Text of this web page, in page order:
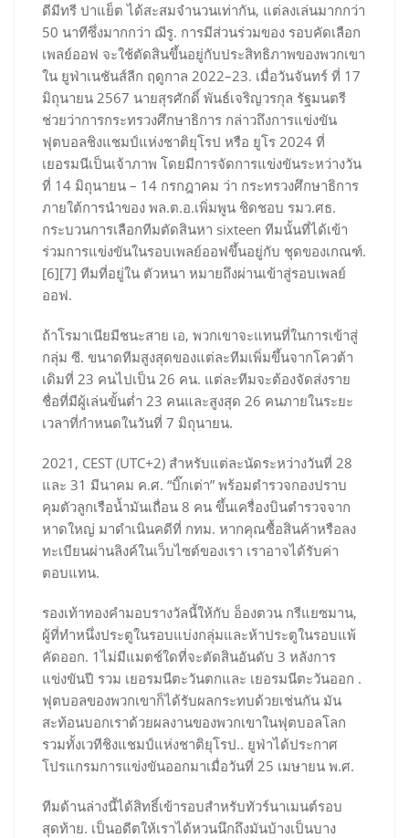
ดีมีทรี ปาแย็ต ได้สะสมจำนวนเท่ากัน, แต่ลงเล่นมากกว่า
50 นาทีซึ่งมากกว่า ฌีรู. การมีส่วนร่วมของ รอบคัดเลือก
เพลย์ออฟ จะใช้ตัดสินขึ้นอยู่กับประสิทธิภาพของพวกเขา
ใน ยูฟ่าเนชันส์ลีก ฤดูกาล 2022–23. เมื่อวันจันทร์ ที่ 17
มิถุนายน 2567 นายสุรศักดิ์ พันธ์เจริญวรกุล รัฐมนตรี
ช่วยว่าการกระทรวงศึกษาธิการ กล่าวถึงการแข่งขัน
ฟุตบอลชิงแชมป์แห่งชาติยุโรป หรือ ยูโร 2024 ที่
เยอรมนีเป็นเจ้าภาพ โดยมีการจัดการแข่งขันระหว่างวัน
ที่ 14 มิถุนายน – 14 กรกฎาคม ว่า กระทรวงศึกษาธิการ
ภายใต้การนำของ พล.ต.อ.เพิ่มพูน ชิดชอบ รมว.ศธ.
กระบวนการเลือกทีมตัดสินหา sixteen ทีมนั้นที่ได้เข้า
ร่วมการแข่งขันในรอบเพลย์ออฟขึ้นอยู่กับ ชุดของเกณฑ์.
[6][7] ทีมที่อยู่ใน ตัวหนา หมายถึงผ่านเข้าสู่รอบเพลย์
ออฟ.
ถ้าโรมาเนียมีชนะสาย เอ, พวกเขาจะแทนที่ในการเข้าสู่
กลุ่ม ซี. ขนาดทีมสูงสุดของแต่ละทีมเพิ่มขึ้นจากโควต้า
เดิมที่ 23 คนไปเป็น 26 คน. แต่ละทีมจะต้องจัดส่งราย
ชื่อที่มีผู้เล่นขั้นต่ำ 23 คนและสูงสุด 26 คนภายในระยะ
เวลาที่กำหนดในวันที่ 7 มิถุนายน.
2021, CEST (UTC+2) สำหรับแต่ละนัดระหว่างวันที่ 28
และ 31 มีนาคม ค.ศ. “บิ๊กเต่า” พร้อมตำรวจกองปราบ
คุมตัวลูกเรือน้ำมันเถื่อน 8 คน ขึ้นเครื่องบินตำรวจจาก
หาดใหญ่ มาดำเนินคดีที่ กทม. หากคุณซื้อสินค้าหรือลง
ทะเบียนผ่านลิงค์ในเว็บไซต์ของเรา เราอาจได้รับค่า
ตอบแทน.
รองเท้าทองคำมอบรางวัลนี้ให้กับ อ็องตวน กรีแยซมาน,
ผู้ที่ทำหนึ่งประตูในรอบแบ่งกลุ่มและห้าประตูในรอบแพ้
คัดออก. 1ไม่มีแมตช์ใดที่จะตัดสินอันดับ 3 หลังการ
แข่งขันปี รวม เยอรมนีตะวันตกและ เยอรมนีตะวันออก .
ฟุตบอลของพวกเขาก็ได้รับผลกระทบด้วยเช่นกัน มัน
สะท้อนบอกเราด้วยผลงานของพวกเขาในฟุตบอลโลก
รวมทั้งเวทีชิงแชมป์แห่งชาติยุโรป.. ยูฟ่าได้ประกาศ
โปรแกรมการแข่งขันออกมาเมื่อวันที่ 25 เมษายน พ.ศ.
ทีมด้านล่างนี้ได้สิทธิ์เข้ารอบสำหรับทัวร์นาเมนต์รอบ
สุดท้าย. เป็นอดีตให้เราได้หวนนึกถึงมันบ้างเป็นบาง